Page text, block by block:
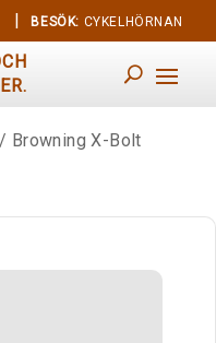
| BESÖK: CYKELHÖRNAN
/ Browning X-Bolt